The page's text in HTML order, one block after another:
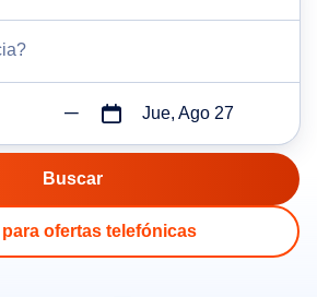
Jue, Ago 27
para ofertas telefónicas